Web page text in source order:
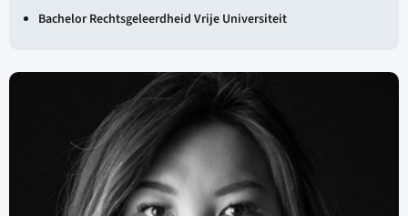
Bachelor Rechtsgeleerdheid Vrije Universiteit